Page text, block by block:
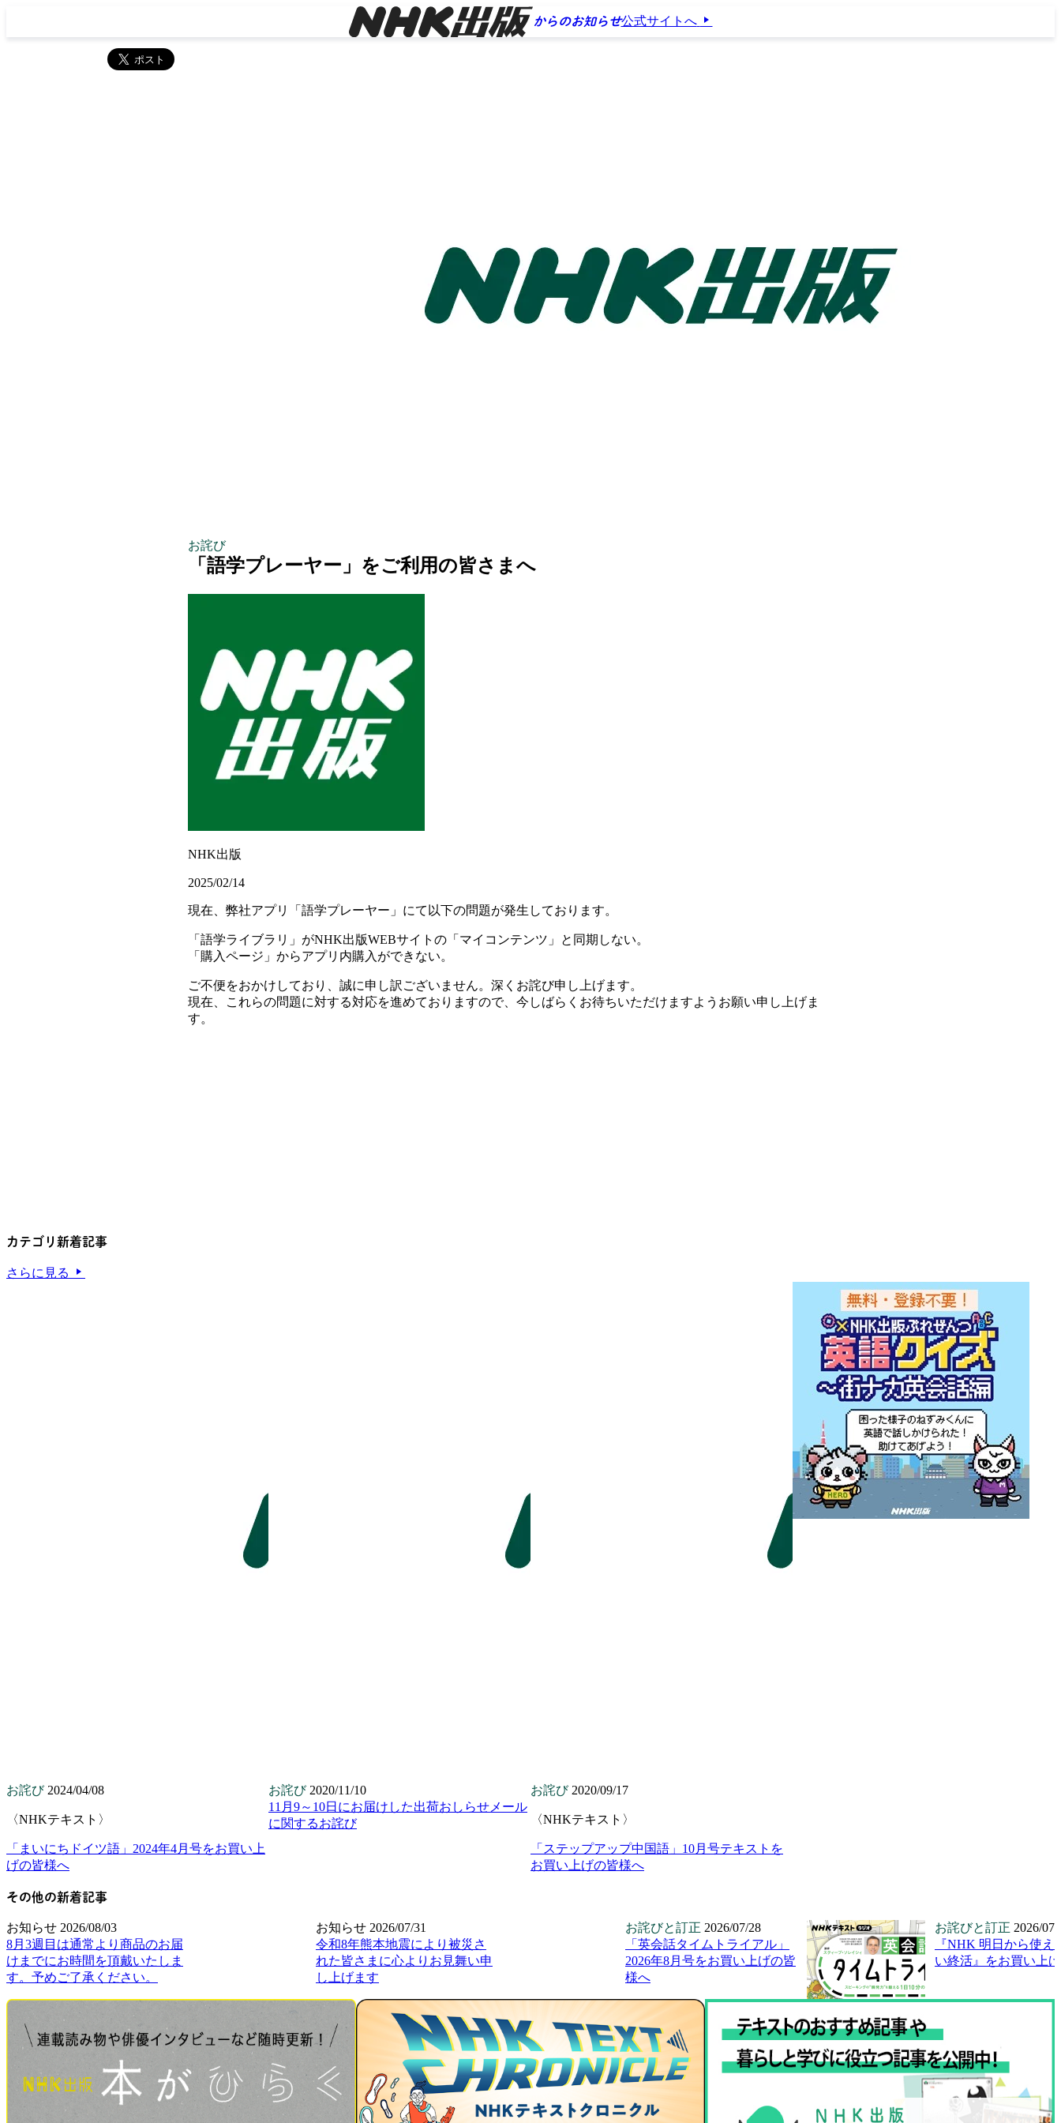
からのお知らせ公式サイトへ
お詫び
「語学プレーヤー」をご利用の皆さまへ
NHK出版
2025/02/14
現在、弊社アプリ「語学プレーヤー」にて以下の問題が発生しております。
「語学ライブラリ」がNHK出版WEBサイトの「マイコンテンツ」と同期しない。
「購入ページ」からアプリ内購入ができない。
ご不便をおかけしており、誠に申し訳ございません。深くお詫び申し上げます。
現在、これらの問題に対する対応を進めておりますので、今しばらくお待ちいただけますようお願い申し上げま
す。
カテゴリ新着記事
さらに見る
お詫び 2024/04/08
〈NHKテキスト〉
「まいにちドイツ語」2024年4月号をお買い上
げの皆様へ
お詫び 2020/11/10
11月9～10日にお届けした出荷おしらせメール
に関するお詫び
お詫び 2020/09/17
〈NHKテキスト〉
「ステップアップ中国語」10月号テキストを
お買い上げの皆様へ
その他の新着記事
お知らせ 2026/08/03
8月3週目は通常より商品のお届
けまでにお時間を頂戴いたしま
す。予めご了承ください。
お知らせ 2026/07/31
令和8年熊本地震により被災さ
れた皆さまに心よりお見舞い申
し上げます
お詫びと訂正 2026/07/28
「英会話タイムトライアル」
2026年8月号をお買い上げの皆
様へ
お詫びと訂正 2026/07/
『NHK 明日から使え
い終活』をお買い上